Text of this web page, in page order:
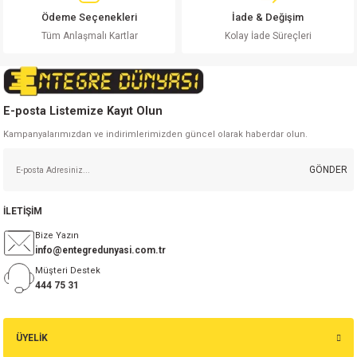
Ödeme Seçenekleri
Tüm Anlaşmalı Kartlar
İade & Değişim
Kolay İade Süreçleri
E-posta Listemize Kayıt Olun
Kampanyalarımızdan ve indirimlerimizden güncel olarak haberdar olun.
GÖNDER
ÜYELİK
İLETİŞİM
Bize Yazın
info@entegredunyasi.com.tr
Müşteri Destek
444 75 31